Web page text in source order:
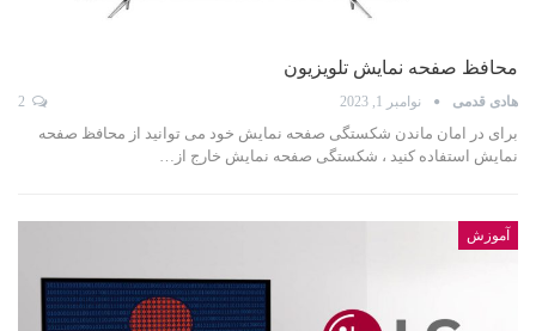
محافظ صفحه نمایش تلویزیون
هادی قدمی نوامبر 1, 2023
برای در امان ماندن شکستگی صفحه نمایش خود می توانید از محافظ صفحه
نمایش استفاده کنید ، شکستگی صفحه نمایش خارج از…
آموزش